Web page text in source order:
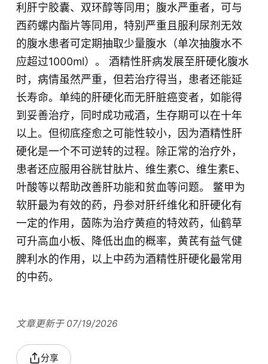
利肝宁胶囊、双环醇等同用；腹水严重者，可与
西药螺内酯片等同用，特别严重且服利尿剂无效
的腹水患者可定期抽取少量腹水（单次抽腹水不
应超过1000ml）。 酒精性肝病发展至肝硬化腹水
时，病情虽然严重，但若治疗得当，患者还能延
长寿命。单纯的肝硬化而无肝脏癌变者，如能得
到妥善治疗，同时成功戒酒，生存期可以在十年
以上。但彻底痊愈之可能性较小，因为酒精性肝
硬化是一个不可逆转的过程。除正常的治疗外，
患者还应服用谷胱甘肽片、维生素C、维生素E、
叶酸等以帮助改善肝功能和贫血等问题。 鳖甲为
软肝最为有效的药，丹参对肝纤维化和肝硬化有
一定的作用，茵陈为治疗黄疸的特效药，仙鹤草
可升高血小板、降低出血的概率，黄芪有益气健
脾利水的作用，以上中药为酒精性肝硬化最常用
的中药。
文章更新于 07/19/2026
分享